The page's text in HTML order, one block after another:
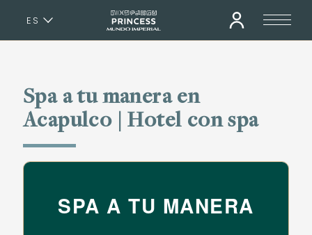
ES
EN
Spa a tu manera en
Acapulco | Hotel con spa
SPA A TU MANERA